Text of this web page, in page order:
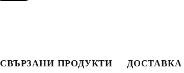
СВЪРЗАНИ ПРОДУКТИ ДОСТАВКА